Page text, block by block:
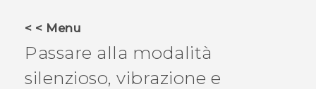
VIVERSE
< < Menu
Passare alla modalità
silenzioso, vibrazione e